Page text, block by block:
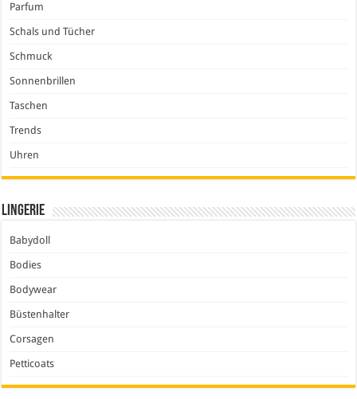
Parfum
Schals und Tücher
Schmuck
Sonnenbrillen
Taschen
Trends
Uhren
Lingerie
Babydoll
Bodies
Bodywear
Büstenhalter
Corsagen
Petticoats